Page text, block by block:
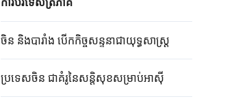
ការបរទេសត្រីភាគី
ចិន និងបារាំង បើកកិច្ចសន្ទនាជា​យុទ្ធសាស្ត្រ
ប្រទេសចិន ជាគំរូនៃសន្តិសុខសម្រាប់អាស៊ី